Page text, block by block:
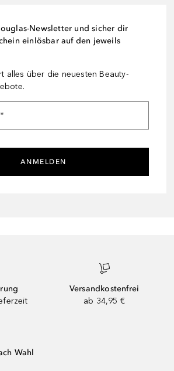
Newsletter und sicher dir
einlösbar auf den jeweils
alles über die neuesten Beauty-
*
ANMELDEN
Versandkostenfrei
ab 34,95 €
Wahl